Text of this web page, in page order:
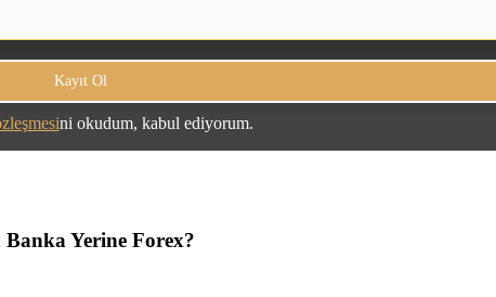
ni okudum, kabul ediyorum.
Banka Yerine Forex?